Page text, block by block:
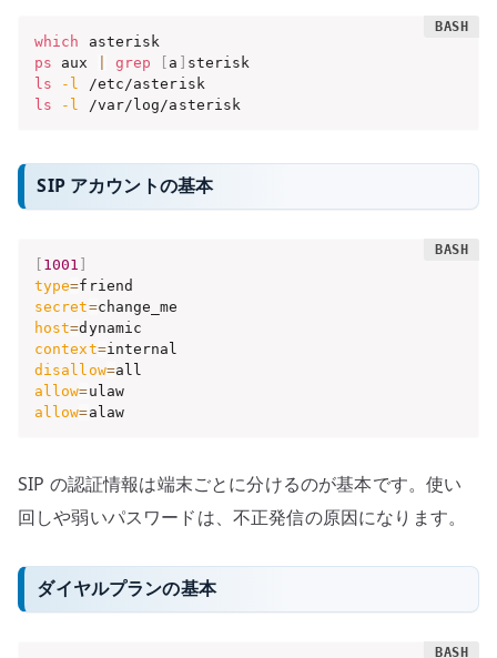
which
ps aux grep a
ls
-l
/etc/asterisk
ls
-l /var/log/asterisk
SIP アカウントの基本
1001
type=
secret=
host=
context=
disallow=
allow=
ulaw
allow=alaw
SIP の認証情報は端末ごとに分けるのが基本です。使い
回しや弱いパスワードは、不正発信の原因になります。
ダイヤルプランの基本